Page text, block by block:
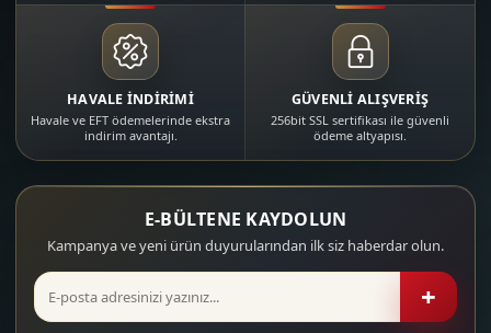
HAVALE İNDİRİMİ
Havale ve EFT ödemelerinde ekstra
indirim avantajı.
GÜVENLİ ALIŞVERİŞ
256bit SSL sertifikası ile güvenli
ödeme altyapısı.
E-BÜLTENE KAYDOLUN
Kampanya ve yeni ürün duyurularından ilk siz haberdar olun.
+